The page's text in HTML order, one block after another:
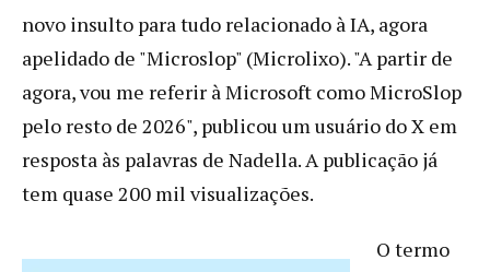
novo insulto para tudo relacionado à IA, agora
apelidado de "Microslop" (Microlixo). "A partir de
agora, vou me referir à Microsoft como MicroSlop
pelo resto de 2026", publicou um usuário do X em
resposta às palavras de Nadella. A publicação já
tem quase 200 mil visualizações.
O termo